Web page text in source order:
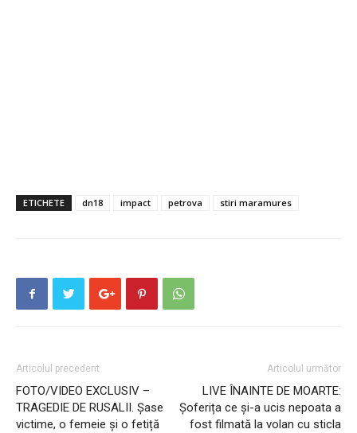
ETICHETE dn18 impact petrova stiri maramures
Articolul precedent
FOTO/VIDEO EXCLUSIV –
TRAGEDIE DE RUSALII. Șase
victime, o femeie și o fetiță
Articolul următor
LIVE ÎNAINTE DE MOARTE:
Șoferița ce și-a ucis nepoata a
fost filmată la volan cu sticla